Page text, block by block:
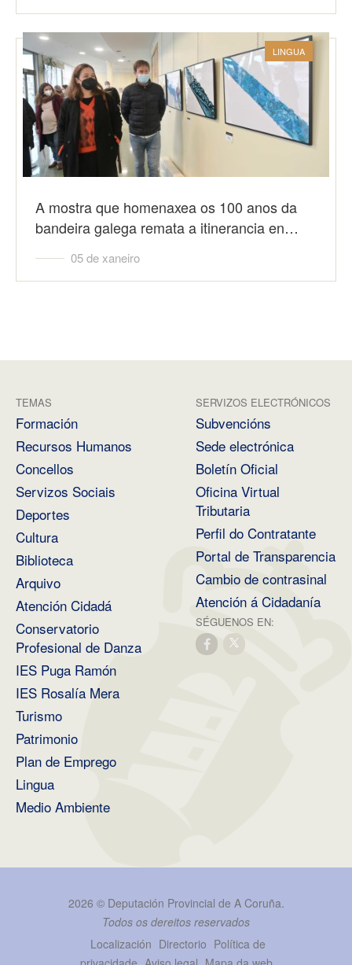
LINGUA
A mostra que homenaxea os 100 anos da
bandeira galega remata a itinerancia en…
05 de xaneiro
TEMAS
Formación
Recursos Humanos
Concellos
Servizos Sociais
Deportes
Cultura
Biblioteca
Arquivo
Atención Cidadá
Conservatorio
Profesional de Danza
IES Puga Ramón
IES Rosalía Mera
Turismo
Patrimonio
Plan de Emprego
Lingua
Medio Ambiente
SERVIZOS ELECTRÓNICOS
Subvencións
Sede electrónica
Boletín Oficial
Oficina Virtual
Tributaria
Perfil do Contratante
Portal de Transparencia
Cambio de contrasinal
Atención á Cidadanía
SÉGUENOS EN:
2026 © Deputación Provincial de A Coruña.
Todos os dereitos reservados
Localización Directorio Política de